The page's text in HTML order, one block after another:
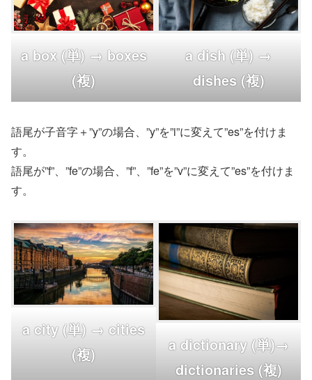
a box (単) → boxes
(複)
a dish (単) →
dishes (複)
語尾が子音字＋”y”の場合、”y”を”i”に変えて”es”を付けま
す。
語尾が”f”、”fe”の場合、”f”、”fe”を”v”に変えて”es”を付けま
す。
a city (単) → cities
(複)
a dictionary (単)→
dictionaries (複)